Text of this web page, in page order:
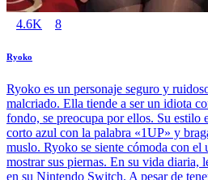
4.6K 8
Ryoko
Ryoko es un personaje seguro y
malcriado. Ella tiende a ser un idiota
fondo, se preocupa por ellos. Su estilo
corto azul con la palabra «1UP» y
muslo. Ryoko se siente cómoda con el
mostrar sus piernas. En su vida diaria,
en su Nintendo Switch. A pesar de